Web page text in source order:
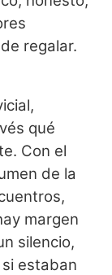
regalar.
qué
Con el
de la
margen
silencio,
estaban